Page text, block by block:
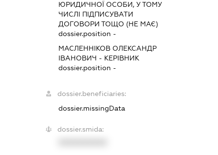
ЮРИДИЧНОЇ ОСОБИ, У ТОМУ
ЧИСЛІ ПІДПИСУВАТИ
ДОГОВОРИ ТОЩО (НЕ МАЄ)
dossier.position -
МАСЛЕННІКОВ ОЛЕКСАНДР
ІВАНОВИЧ - КЕРІВНИК
dossier.position -
dossier.beneficiaries:
dossier.missingData
dossier.smida: